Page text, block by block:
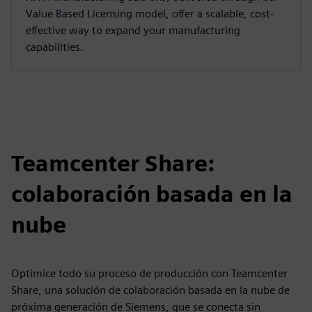
Value Based Licensing model, offer a scalable, cost-
effective way to expand your manufacturing
capabilities.
Teamcenter Share:
colaboración basada en la
nube
Optimice todo su proceso de producción con Teamcenter
Share, una solución de colaboración basada en la nube de
próxima generación de Siemens, que se conecta sin